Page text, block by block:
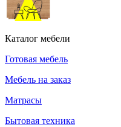
Каталог мебели
Готовая мебель
Мебель на заказ
Матрасы
Бытовая техника